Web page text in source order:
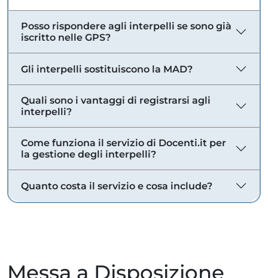
Posso rispondere agli interpelli se sono già
iscritto nelle GPS?
Gli interpelli sostituiscono la MAD?
Quali sono i vantaggi di registrarsi agli
interpelli?
Come funziona il servizio di Docenti.it per
la gestione degli interpelli?
Quanto costa il servizio e cosa include?
Messa a Disposizione